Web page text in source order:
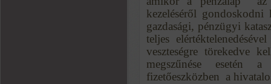
kezeléséről
gazdasági, pénzügyi
teljes
veszteségre törekedve
megszűnése esetén
fizetőeszközben  a